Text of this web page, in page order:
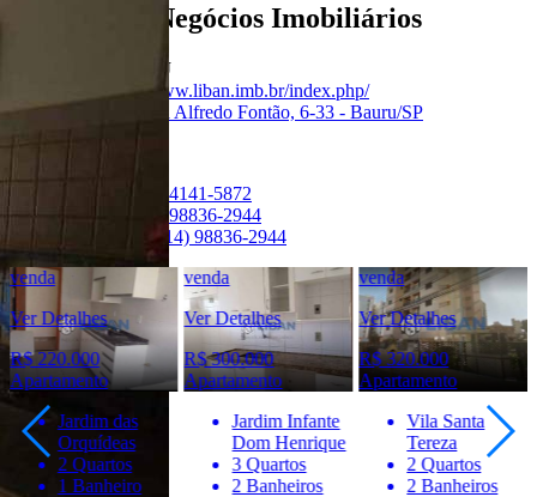
Liban - Negócios Imobiliários
33006-J
https://www.liban.imb.br/index.php/
Rua Alfredo Fontão, 6-33 - Bauru/SP
(14) 4141-5872
(14) 98836-2944
WhatsApp:(14) 98836-2944
venda
Ver Detalhes
R$ 220.000
Apartamento
Jardim das
Orquídeas
2 Quartos
1 Banheiro
venda
Ver Detalhes
R$ 300.000
Apartamento
Jardim Infante
Dom Henrique
3 Quartos
2 Banheiros
venda
Ver Detalhes
R$ 320.000
Apartamento
Vila Santa
Tereza
2 Quartos
2 Banheiros